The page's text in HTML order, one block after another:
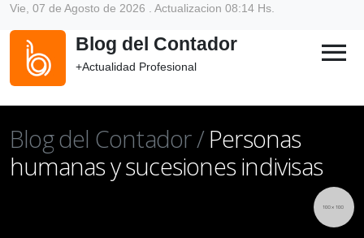
Vie, 07 de Agosto de 2026 . Actualizacion 08:14 Hs.
Blog del Contador
+Actualidad Profesional menu
Blog del Contador /Personas
humanas y sucesiones indivisas